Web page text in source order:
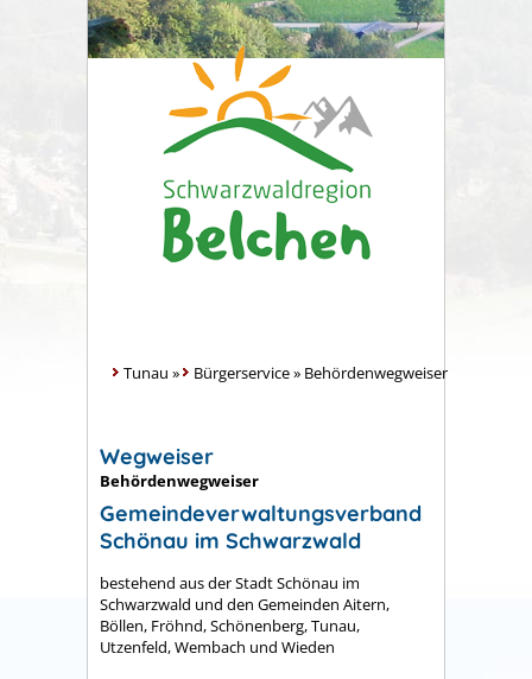
Tunau » Bürgerservice» Behördenwegweiser
Wegweiser
Behördenwegweiser
Gemeindeverwaltungsverband
Schönau im Schwarzwald
bestehend aus der Stadt Schönau im
Schwarzwald und den Gemeinden Aitern,
Böllen, Fröhnd, Schönenberg, Tunau,
Utzenfeld, Wembach und Wieden